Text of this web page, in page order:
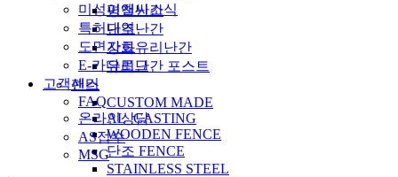
평철난간
단조난간
강화유리난간
유리난간 포스트
팬스
CUSTOM MADE
AL_CASTING
WOODEN FENCE
단조 FENCE
STAINLESS STEEL
미성이앤씨소식
특허내역
도면자료
E-카다로그
고객센터
FAQ
온라인상담
AS접수
MSG